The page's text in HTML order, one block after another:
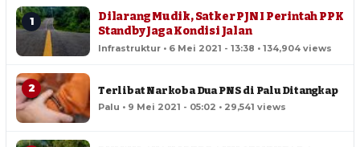
1
Dilarang Mudik, Satker PJN I Perintah PPK
Standby Jaga Kondisi Jalan
Infrastruktur • 6 Mei 2021 - 13:38 • 134,904 views
2 Terlibat Narkoba Dua PNS di Palu Ditangkap
Palu • 9 Mei 2021 - 05:02 • 29,541 views